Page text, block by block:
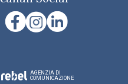
AGENZIA DI
COMUNICAZIONE